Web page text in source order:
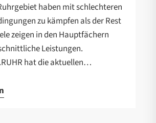
haben mit schlechteren
zu kämpfen als der Rest
zeigen in den Hauptfächern
Leistungen.
hat die aktuellen…